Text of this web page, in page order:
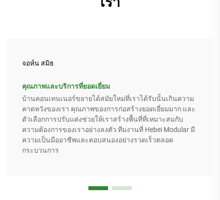
จอห์น สมิธ
คุณภาพและบริการที่ยอดเยี่ยม
บ้านคอนเทนเนอร์ขยายได้สมัยใหม่ที่เราได้รับนั้นเกินความ
คาดหวังของเรา คุณภาพของการก่อสร้างยอดเยี่ยมมาก และ
ตัวเลือกการปรับแต่งช่วยให้เราสร้างพื้นที่ที่เหมาะสมกับ
ความต้องการของเราอย่างลงตัว ทีมงานที่ Hebei Modular มี
ความเป็นมืออาชีพและตอบสนองอย่างรวดเร็วตลอด
กระบวนการ